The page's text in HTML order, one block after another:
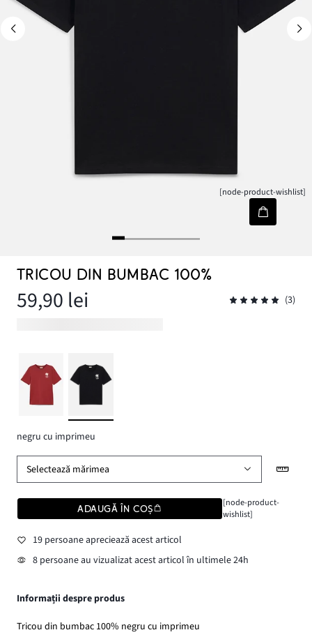
[node-product-wishlist]
TRICOU DIN BUMBAC 100%
59,90 lei (3)
negru cu imprimeu
Selectează mărimea
ADAUGĂ ÎN COȘ
[node-product-
wishlist]
19 persoane apreciează acest articol
8 persoane au vizualizat acest articol în ultimele 24h
Informații despre produs
Tricou din bumbac 100% negru cu imprimeu